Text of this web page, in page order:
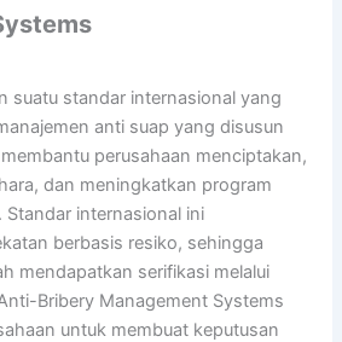
suatu standar internasional yang
anti suap yang disusun
perusahaan menciptakan,
dan meningkatkan program
internasional ini
berbasis resiko, sehingga
mendapatkan serifikasi melalui
Bribery Management Systems
untuk membuat keputusan